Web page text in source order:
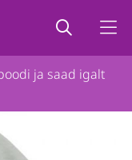
ja saad igalt